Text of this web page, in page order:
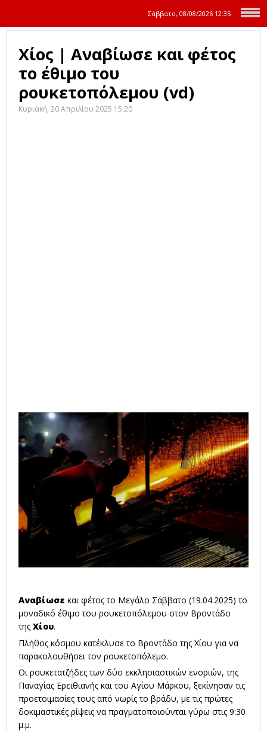
Σάββατο, 08/08/2026 12:35
Χίος | Αναβίωσε και φέτος
το έθιμο του
ρουκετοπόλεμου (vd)
Κυριακή, 20 Απριλίου 2025 15:20
Αναβίωσε και φέτος το Μεγάλο Σάββατο (19.04.2025) το
μοναδικό έθιμο του ρουκετοπόλεμου στον Βροντάδο
της Χίου.
Πλήθος κόσμου κατέκλυσε το Βροντάδο της Χίου για να
παρακολουθήσει τον ρουκετοπόλεμο.
Οι ρουκετατζήδες των δύο εκκλησιαστικών ενοριών, της
Παναγίας Ερειθιανής και του Αγίου Μάρκου, ξεκίνησαν τις
προετοιμασίες τους από νωρίς το βράδυ, με τις πρώτες
δοκιμαστικές ρίψεις να πραγματοποιούνται γύρω στις 9:30
μ.μ.